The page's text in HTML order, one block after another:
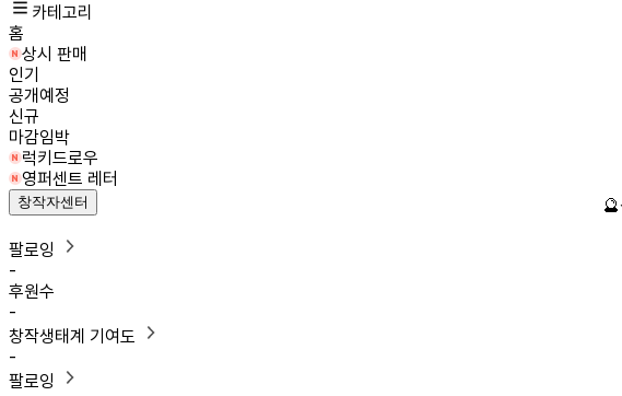
카테고리
홈
상시 판매
인기
공개예정
신규
마감임박
럭키드로우
영퍼센트 레터
창작자센터
팔로잉
-
후원수
-
창작생태계 기여도
-
팔로잉